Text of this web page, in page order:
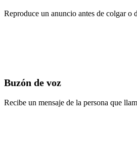
Reproduce un anuncio antes de colgar o
Buzón de voz
Recibe un mensaje de la persona que